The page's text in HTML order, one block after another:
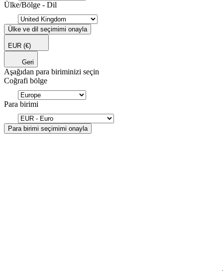
Ülke/Bölge - Dil
Ülke ve dil seçimimi onayla
EUR (€)
Geri
Aşağıdan para biriminizi seçin
Coğrafi bölge
Para birimi
Para birimi seçimimi onayla